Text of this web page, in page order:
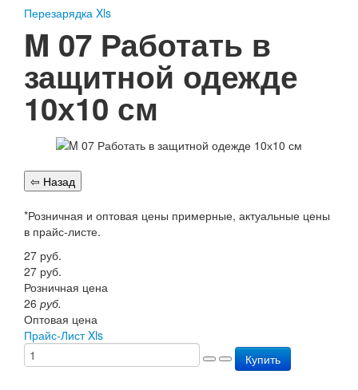
Перезарядка ОВП
Доставка
Оплата
Гарантии
О нас
Публичная оферта
Сертификаты
Вопрос-Ответ
Контакты
Пожарное оборудование
Перезарядка
Перезарядка ОП
Перезарядка ОВП
Доставка
Перезарядка Xls
M 07 Работать в
защитной одежде
10х10 см
*Розничная и оптовая цены примерные, актуальные цены
в прайс-листе.
27 руб.
27 руб.
Розничная цена
26 руб.
Оптовая цена
Прайс-Лист Xls
Купить